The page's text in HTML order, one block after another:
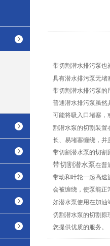
带切割潜水排污泵也
具有潜水排污泵无堵
带切割潜水排污泵的
普通潜水排污泵虽然
可能将吸入口堵塞，
割潜水泵的切割装置
长、易堵塞缠绕，并
带切割潜水泵的切割
带切割潜水泵在普
带动和叶轮一起高速
会被缠绕，使泵能正
如潜水泵使用在加油
切割潜水泵的切割原
您提供优质的服务。